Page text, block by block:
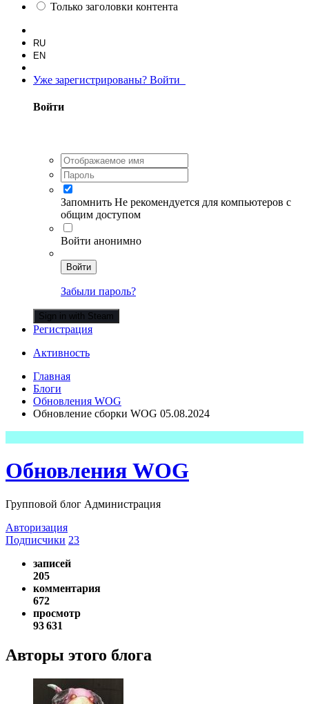
Только заголовки контента
RU
EN
Уже зарегистрированы? Войти
Войти
Запомнить Не рекомендуется для компьютеров с
общим доступом
Войти анонимно
Войти
Забыли пароль?
Sign in with Steam
Регистрация
Активность
Главная
Блоги
Обновления WOG
Обновление сборки WOG 05.08.2024
Обновления WOG
Групповой блог Администрация
Авторизация
Подписчики 23
записей
205
комментария
672
просмотр
93 631
Авторы этого блога